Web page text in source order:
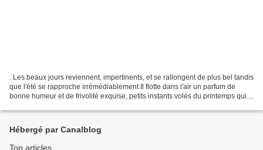
. Les beaux jours reviennent, impertinents, et se rallongent de plus bel tandis
que l'été se rapproche irrémédiablement.Il flotte dans l'air un parfum de
bonne humeur et de frivolité exquise, petits instants volés du printemps qui
Hébergé par Canalblog
Top articles